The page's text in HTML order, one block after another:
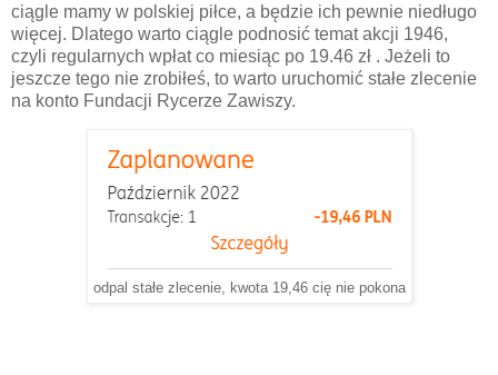
ciągle mamy w polskiej piłce, a będzie ich pewnie niedługo
więcej. Dlatego warto ciągle podnosić temat akcji 1946,
czyli regularnych wpłat co miesiąc po 19.46 zł . Jeżeli to
jeszcze tego nie zrobiłeś, to warto uruchomić stałe zlecenie
na konto Fundacji Rycerze Zawiszy.
odpal stałe zlecenie, kwota 19,46 cię nie pokona